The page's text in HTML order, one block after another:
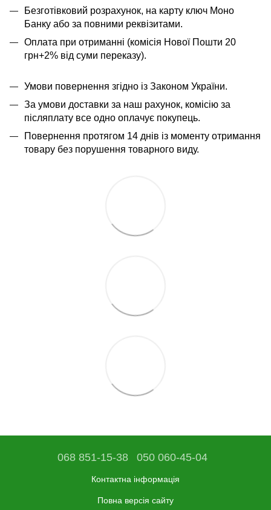
Безготівковий розрахунок, на карту ключ Моно
Банку або за повними реквізитами.
Оплата при отриманні (комісія Нової Пошти 20
грн+2% від суми переказу).
Умови повернення згідно із Законом України.
За умови доставки за наш рахунок, комісію за
післяплату все одно оплачує покупець.
Повернення протягом 14 днів із моменту отримання
товару без порушення товарного виду.
068 851-15-38 050 060-45-04
Контактна інформація
Повна версія сайту